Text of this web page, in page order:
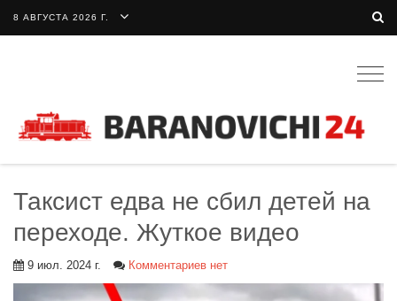
8 АВГУСТА 2026 Г.
Таксист едва не сбил детей на
переходе. Жуткое видео
9 июл. 2024 г. Комментариев нет